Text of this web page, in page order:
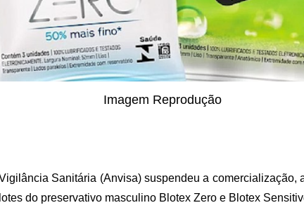
Imagem Reprodução
Sanitária (Anvisa) suspendeu a comercialização,
do preservativo masculino Blotex Zero e Blotex